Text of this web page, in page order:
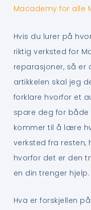
Macademy for alle
Hvis du lurer på
riktig verksted for
reparasjoner, så er
artikkelen skal jeg
forklare hvorfor et
spare deg for både
kommer til å lære
verksted fra resten,
hvorfor det er den
en din trenger hjelp.
Hva er forskjellen